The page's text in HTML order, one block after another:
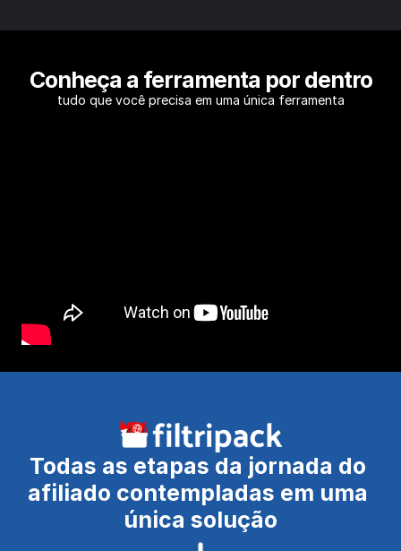
Conheça a ferramenta por dentro
tudo que você precisa em uma única ferramenta
Todas as etapas da jornada do
afiliado contempladas em uma
única solução